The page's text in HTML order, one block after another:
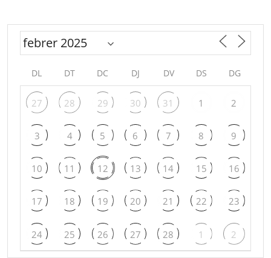
DL DT DC DJ DV DS DG
27 28 29 30 31 1 2
3 4 5 6 7 8 9
10 11 12 13 14 15 16
17 18 19 20 21 22 23
24 25 26 27 28 1 2